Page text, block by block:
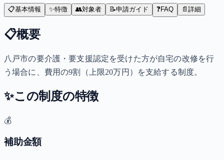
📋基本情報 ✨特徴 👥対象者 📝申請ガイド ❓FAQ 📄 詳細
📋概要
八戸市の要介護・要支援認定を受けた方が自宅の改修を行
う場合に、費用の9割（上限20万円）を支給する制度。
✨この制度の特徴
💰
補助金額